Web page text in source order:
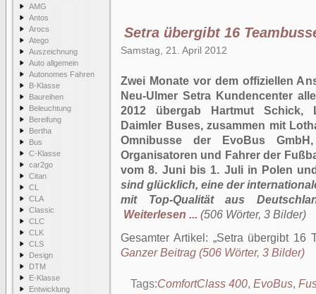
AMG
Antos
Arocs
Atego
Auszeichnung
Auto allgemein
Autonomes Fahren
B-Klasse
Baureihen
Beleuchtung
Bereifung
Bertha
Bus
C-Klasse
car2go
Citan
CL
CLA
Classic
CLC
CLK
CLS
Design
DTM
E-Klasse
Entwicklung
Setra übergibt 16
Samstag, 21. April 2012
Zwei Monate vor dem offiziellen
Neu-Ulmer Setra Kundencenter
2012 übergab Hartmut Schick,
Daimler Buses, zusammen mit
Omnibusse der EvoBus
Organisatoren und Fahrer der
vom 8. Juni bis 1. Juli in Polen
sind glücklich, eine der
mit Top-Qualität aus
Weiterlesen ... (506 Wörter, 3 Bilder)
Gesamter Artikel:
Setra übergibt 16
Ganzer Beitrag (506 Wörter, 3 Bilder)
Tags:ComfortClass 400, EvoBus,